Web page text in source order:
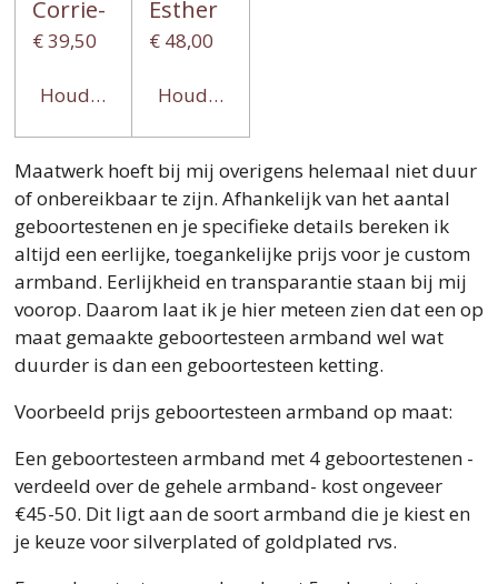
Corrie-
€ 39,50
Houd mij op de hoogte
Esther
€ 48,00
Houd mij op de hoogte
Maatwerk hoeft bij mij overigens helemaal niet duur
of onbereikbaar te zijn. Afhankelijk van het aantal
geboortestenen en je specifieke details bereken ik
altijd een eerlijke, toegankelijke prijs voor je custom
armband. Eerlijkheid en transparantie staan bij mij
voorop. Daarom laat ik je hier meteen zien dat een op
maat gemaakte geboortesteen armband wel wat
duurder is dan een geboortesteen ketting.
Voorbeeld prijs geboortesteen armband op maat:
Een geboortesteen armband met 4 geboortestenen -
verdeeld over de gehele armband- kost ongeveer
€45-50. Dit ligt aan de soort armband die je kiest en
je keuze voor silverplated of goldplated rvs.